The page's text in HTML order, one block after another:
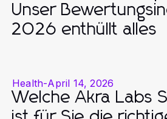
Unser
2026 enthüllt alles
Health-April 14, 2026
Welche Akra Labs